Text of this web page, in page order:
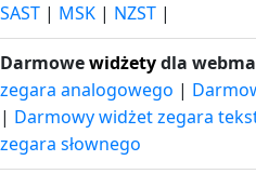
SAST | MSK | NZST |
Darmowewidżetydla
zegara analogowego |
| Darmowy widżet zegara
zegara słownego